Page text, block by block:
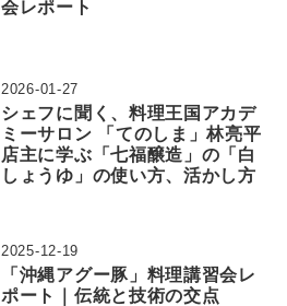
会レポート
2026-01-27
シェフに聞く、料理王国アカデ
ミーサロン 「てのしま」林亮平
店主に学ぶ「七福醸造」の「白
しょうゆ」の使い方、活かし方
2025-12-19
「沖縄アグー豚」料理講習会レ
ポート｜伝統と技術の交点